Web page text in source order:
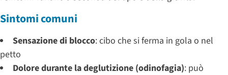
Sintomi comuni
Sensazione di blocco: cibo che si ferma in gola o nel
petto
Dolore durante la deglutizione (odinofagia): può